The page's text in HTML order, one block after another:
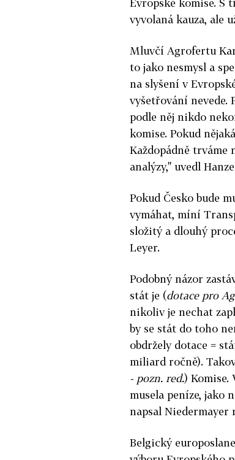
vyvolaná kauza, ale
Mluvčí Agrofertu
to jako nesmysl a
na slyšení v
vyšetřování nevede.
podle něj nikdo
komise. Pokud
Každopádně trváme
analýzy," uvedl
Pokud Česko bude
vymáhat, míní
složitý a dlouhý
Leyer.
Podobný názor
stát je (dotace pro
nikoliv je nechat
by se stát do toho
obdržely dotace =
miliard ročně).
- pozn. red.) Komise.
musela peníze, jako
napsal Niedermayer
Belgický